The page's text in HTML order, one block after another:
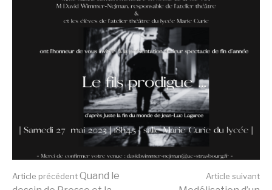
Article précédentQuand le
Article suivant